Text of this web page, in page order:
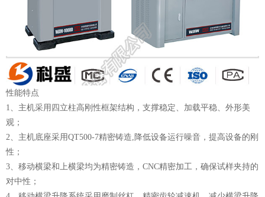
性能特点
1、主机采用四立柱高刚性框架结构，支撑稳定、加载平稳、外形美
观；
2、主机底座采用QT500-7精密铸造,降低设备运行噪音，提高设备的刚
性；
3、移动横梁和上横梁均为精密铸造，CNC精密加工，确保试样夹持的
对中性；